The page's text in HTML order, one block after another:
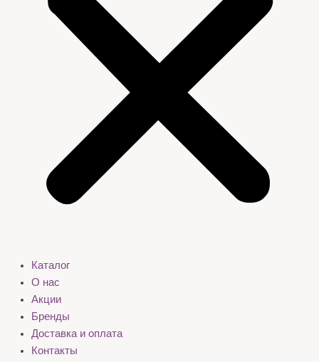
Каталог
О нас
Акции
Бренды
Доставка и оплата
Контакты